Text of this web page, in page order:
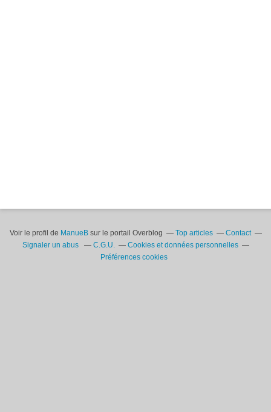
Voir le profil de ManueBsur le portail Overblog Top articles
Contact
Signaler un abus
C.G.U.
Cookies et données personnelles
Préférences cookies